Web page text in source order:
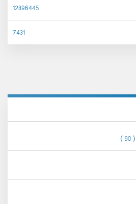
12896445
7431
( 90 )